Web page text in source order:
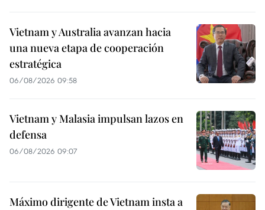
Vietnam y Australia avanzan hacia
una nueva etapa de cooperación
estratégica
06/08/2026 09:58
Vietnam y Malasia impulsan lazos en
defensa
06/08/2026 09:07
Máximo dirigente de Vietnam insta a